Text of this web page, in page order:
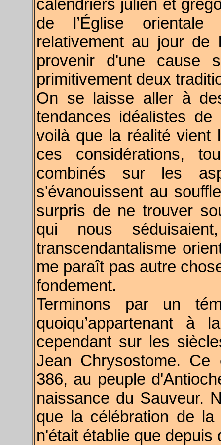
calendriers julien et
de l’Église
relativement au jour de
provenir d'une cause
primitivement deux
On se laisse aller à
tendances idéalistes
voilà que la réalité vient
ces considérations,
combinés sur les
s'évanouissent au
surpris de ne trouver
qui nous
transcendantalisme
me paraît pas autre
fondement.
Terminons par un
quoiqu’appartenant
cependant sur les
Jean Chrysostome. Ce
386, au peuple
naissance du Sauveur.
que la célébration de
n'était établie que depuis